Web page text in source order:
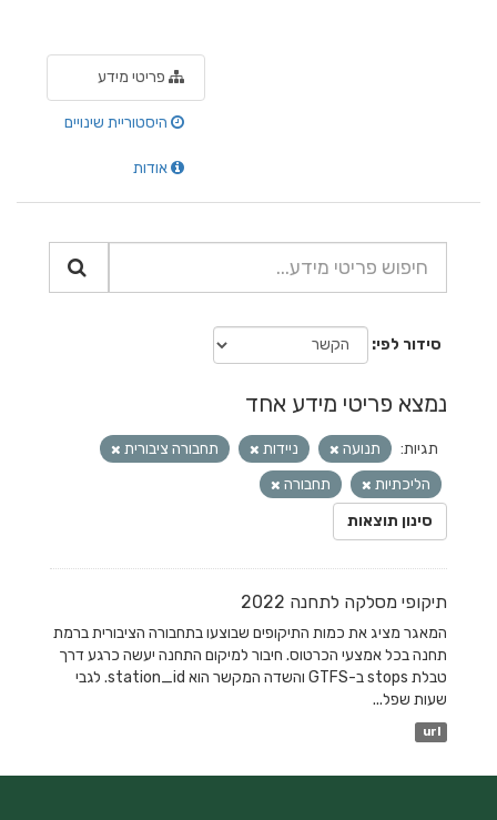
פריטי מידע
היסטוריית שינויים
אודות
סידור לפי
נמצא פריטי מידע אחד
תגיות: תנועה ניידות
תחבורה ציבורית
הליכתיות
תחבורה
סינון תוצאות
תיקופי מסלקה לתחנה 2022
המאגר מציג את כמות התיקופים שבוצעו בתחבורה הציבורית ברמת
תחנה בכל אמצעי הכרטוס. חיבור למיקום התחנה יעשה כרגע דרך
טבלת stops ב-GTFS והשדה המקשר הוא station_id. לגבי
שעות שפל...
url